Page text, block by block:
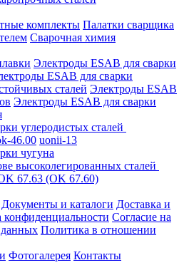
комплекты Палатки сварщика
Сварочная химия
Электроды ESAB для сварки
ESAB для сварки
сталей Электроды ESAB
Электроды ESAB для сварки
углеродистых сталей
46.00 uonii-13
чугуна
высоколегированных сталей
67.63 (OK 67.60)
Документы и каталоги Доставка и
Согласие на
данных Политика в отношении
Фотогалерея Контакты